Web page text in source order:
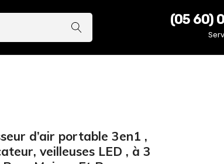
(05 60)
d’air portable 3en1 ,
veilleuses LED , à 3